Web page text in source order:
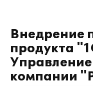
Внедрение
продукта
компании